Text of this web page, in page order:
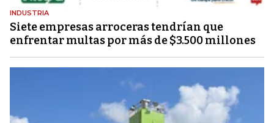
INDUSTRIA
Siete empresas arroceras tendrían que
enfrentar multas por más de $3.500 millones